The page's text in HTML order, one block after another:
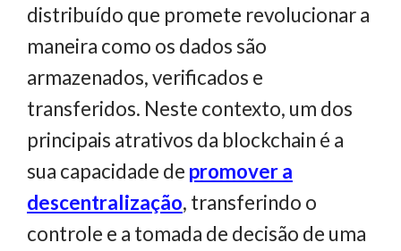
distribuído que promete revolucionar a
maneira como os dados são
armazenados, verificados e
transferidos. Neste contexto, um dos
principais atrativos da blockchain é a
sua capacidade de promover a
descentralização, transferindo o
controle e a tomada de decisão de uma